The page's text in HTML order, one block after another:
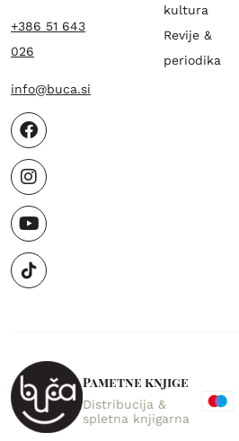
+386 51 643
026
info@buca.si
kultura
Revije &
periodika
Pametne knjige
Distribucija &
spletna knjigarna